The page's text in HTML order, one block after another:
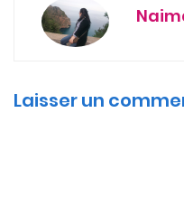
Laisser un